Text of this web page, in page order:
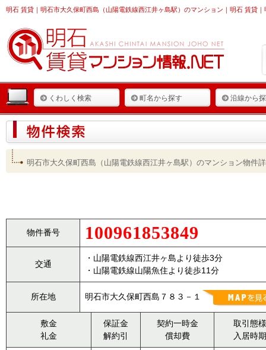
明石 賃貸 ｜明石市大久保町西島（山陽電鉄線西江井ヶ島駅）のマンション｜明石 賃貸
くわしく検索 町名から探す 沿線から
明石市大久保町西島（山陽電鉄線西江井ヶ島駅）のマンション物件
物件番号 100961853849
交通
・山陽電鉄線西江井ヶ島より徒歩3分
・山陽電鉄線山陽魚住より徒歩11分
所在地 明石市大久保町西島７８３－１
敷金
礼金
保証金
解約引
契約一時金
償却費
取引態様
入居時期